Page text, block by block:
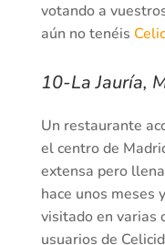
votando a
aún no tenéis
10-La Jauría,
Un restaurante
el centro de
extensa pero
hace unos meses
visitado en varias
usuarios de